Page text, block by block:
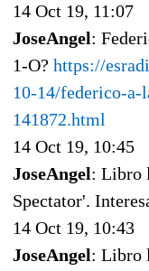
14 Oct 19, 11:07
JoseAngel:
1-O? https://
10-14/federico-
141872.html
14 Oct 19, 10:45
JoseAngel: Libro
Spectator'.
14 Oct 19, 10:43
JoseAngel: Libro